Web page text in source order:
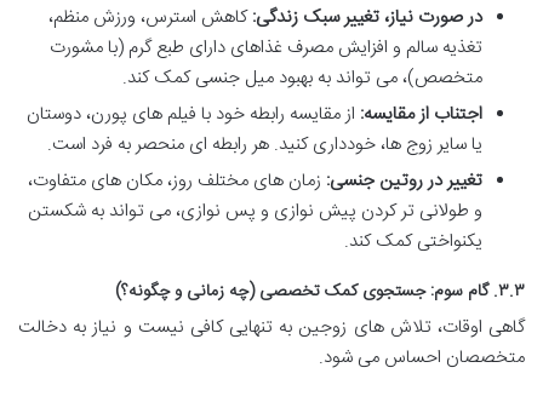
در صورت نیاز، تغییر سبک زندگی:کاهش استرس، ورزش منظم،
تغذیه سالم و افزایش مصرف غذاهای دارای طبع گرم (با مشورت
متخصص)، می تواند به بهبود میل جنسی کمک کند.
اجتناب از مقایسه: از مقایسه رابطه خود با فیلم های پورن، دوستان
یا سایر زوج ها، خودداری کنید. هر رابطه ای منحصر به فرد است.
تغییر در روتین جنسی: زمان های مختلف روز، مکان های متفاوت،
و طولانی تر کردن پیش نوازی و پس نوازی، می تواند به شکستن
یکنواختی کمک کند.
۳.۳. گام سوم: جستجوی کمک تخصصی (چه زمانی و چگونه؟)
گاهی اوقات، تلاش های زوجین به تنهایی کافی نیست و نیاز به دخالت
متخصصان احساس می شود.